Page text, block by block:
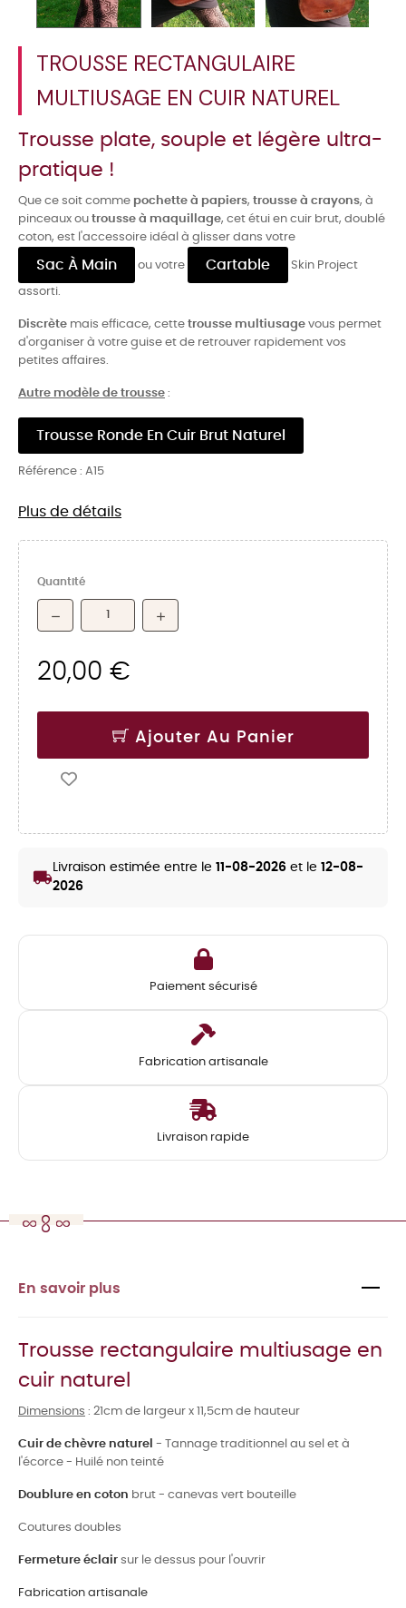
TROUSSE RECTANGULAIRE
MULTIUSAGE EN CUIR NATUREL
Trousse plate, souple et légère ultra-
pratique !
Que ce soit comme pochette à papiers, trousse à crayons, à
pinceaux ou trousse à maquillage, cet étui en cuir brut, doublé
coton, est l'accessoire idéal à glisser dans votre
Sac À Main ou votre Cartable Skin Project
assorti.
Discrète mais efficace, cette trousse multiusage vous permet
d'organiser à votre guise et de retrouver rapidement vos
petites affaires.
Autre modèle de trousse :
Trousse Ronde En Cuir Brut Naturel
Référence : A15
Plus de détails
Quantité
20,00 €
Ajouter Au Panier
local_shipping Livraison estimée entre le 11-08-2026 et le 12-08-
2026
Paiement sécurisé
Fabrication artisanale
Livraison rapide
En savoir plus
Trousse rectangulaire multiusage en
cuir naturel
Dimensions : 21cm de largeur x 11,5cm de hauteur
Cuir de chèvre naturel - Tannage traditionnel au sel et à
l'écorce - Huilé non teinté
Doublure en coton brut - canevas vert bouteille
Coutures doubles
Fermeture éclair sur le dessus pour l'ouvrir
Fabrication artisanale